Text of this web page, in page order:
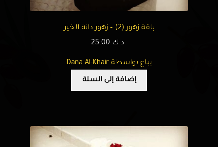
باقة زهور (2) – زهور دانة الخير
د.ك
يباع بواسطة Dana Al-Khair
إضافة إلى السلة